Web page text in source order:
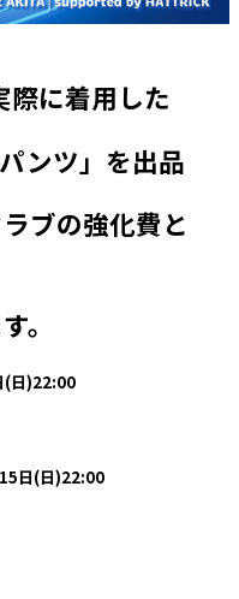
に着用した
ンツ」を出品
ブの強化費と
。
(日)22:00
日(日)22:00